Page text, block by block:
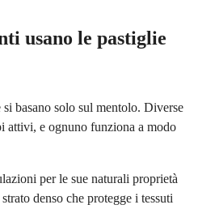
usano le pastiglie
basano solo sul mentolo. Diverse
attivi, e ognuno funziona a modo
per le sue naturali proprietà
denso che protegge i tessuti